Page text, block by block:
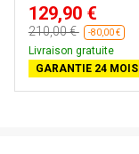
129,90 €
210,00 € -80,00 €
Livraison gratuite
GARANTIE 24 MOIS